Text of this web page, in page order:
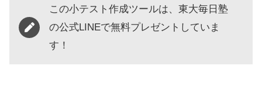
この小テスト作成ツールは、東大毎日塾
の公式LINEで無料プレゼントしていま
す！